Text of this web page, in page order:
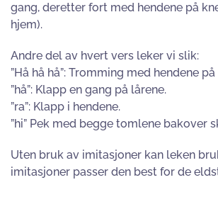
gang, deretter fort med hendene på
hjem).
Andre del av hvert vers leker vi slik:
”Hå hå hå”: Tromming med hendene
”hå”: Klapp en gang på lårene.
”ra”: Klapp i hendene.
”hi” Pek med begge tomlene bakover
Uten bruk av imitasjoner kan leken
imitasjoner passer den best for de